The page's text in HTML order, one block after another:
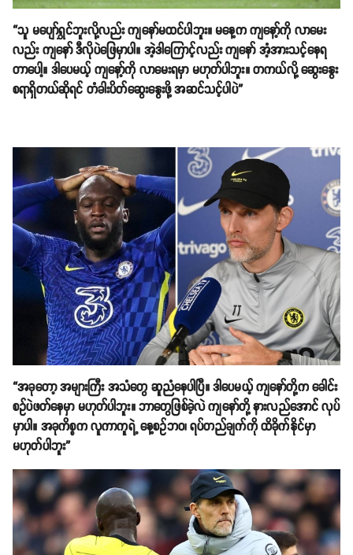
“သူ မပျော်ရွှင်ဘူးလို့လည်း ကျနော်မထင်ပါဘူး။ မနေ့က ကျနော့်ကို လာမေး
လည်း ကျနော် ဒီလိုပဲဖြေမှာပါ။ အဲ့ဒါကြောင့်လည်း ကျနော် အံ့အားသင့်နေရ
တာပေါ့။ ဒါပေမယ့် ကျနော့်ကို လာမေးရမှာ မဟုတ်ပါဘူး။ တကယ်လို့ ဆွေးနွေး
စရာရှိတယ်ဆိုရင် တံခါးပိတ်ဆွေးနွေးဖို့ အဆင်သင့်ပါပဲ”
“အခုတော့ အများကြီး အသံတွေ ဆူညံနေပါပြီ။ ဒါပေမယ့် ကျနော်တို့က ခေါင်း
စဥ်ပဲဖတ်နေမှာ မဟုတ်ပါဘူး။ ဘာတွေဖြစ်ခဲ့လဲ ကျနော်တို့ နားလည်အောင် လုပ်
မှာပါ။ အခုကိစ္စက လူကာကူရဲ့ နေ့စဥ်ဘဝ၊ ရပ်တည်ချက်ကို ထိခိုက်နိုင်မှာ
မဟုတ်ပါဘူး”